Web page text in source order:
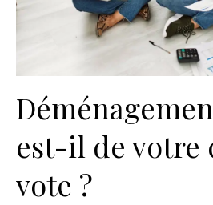
est-il de votre
vote ?